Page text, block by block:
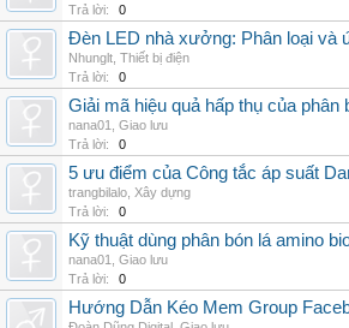
Trả lời:
0
Đèn LED nhà xưởng: Phân loại và
Nhunglt Thiết bị điện
Trả lời:
0
Giải mã hiệu quả hấp thụ của phân
nana01
Giao lưu
Trả lời:
0
5 ưu điểm của Công tắc áp suất
trangbilalo Xây dựng
Trả lời:
0
Kỹ thuật dùng phân bón lá amino
nana01
Giao lưu
Trả lời:
0
Hướng Dẫn Kéo Mem Group